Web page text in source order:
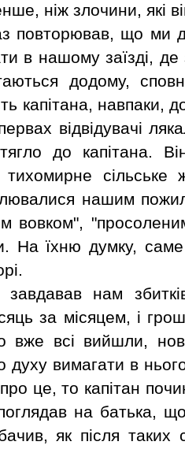
ніж злочини, які
повторював, що ми
в нашому заїзді,
додому,
капітана, навпаки,
відвідувачі
до капітана.
сільське
нашим
вовком",
На їхню думку,
нам
за місяцем, і
вже всі вийшли,
духу вимагати в
це, то капітан
на батька,
як після таких